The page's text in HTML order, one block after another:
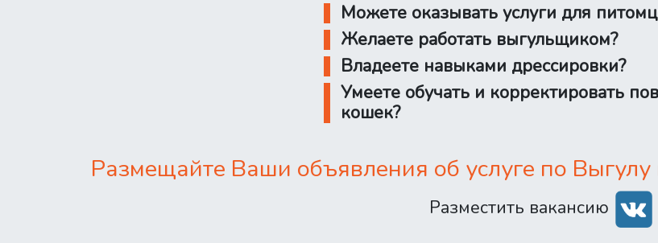
Можете оказывать услуги для
Желаете работать выгульщиком?
Владеете навыками дрессировки?
Умеете обучать и корректировать
кошек?
Размещайте Ваши объявления об услуге по Выгулу
Разместить вакансию